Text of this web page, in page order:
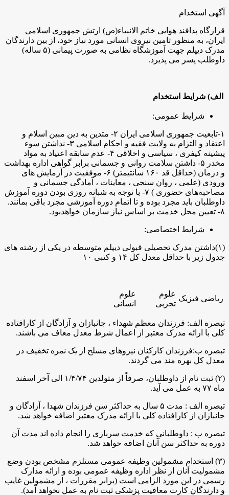
آگهی استخدام
قرارگاه پدافند هوایی خاتم الانبیاء(ص) ارتش جمهوری اسلامی
ایران، به منظور تامین نیروی انسانی مورد نیاز خود، از بین دارندگان
مدرک دیپلم جهت آموزشگاه نظامی به صورت پیمانی (۵ ساله)
داوطلب پسر می پذیرد.
الف) شرایط استخدام
شرایط عمومی:
۱-تابعیت جمهوری اسلامی ایران ۲- متدین به دین مبین اسلام و
اعتقاد و التزام به ولایت فقیه و احکام اسلامی ۳- نداشتن سوء
پیشینه کیفری ، سیاسی و اخلاقی ۴- عدم سابقه اعتیاد به مواد
مخدر ۵- داشتن سلامت روانی و جسمانی برابر گواهی اداره بهداشت
و درمان (حداقل قد ۱۶۰ سانتیمتر) ۶- موفقیت در آزمایش های
ورودی (علمی ، روان سنجی ، معاینات ، آمادگی جسمانی و
مصاحبه‌های حضوری ) ۷- با توجه به شبانه روزی بودن دوره آموزش
داوطلبان باید مجرد بوده و تا اتمام دوره آموزشی مجرد باقی بمانند.
۸- تعیین محل خدمت بر اساس نیاز سازمان خواهد‌بود.
شرایط اختصاصی:
(۱)داشتن مدرک تحصیلی قبولی دیپلم متوسطه در یکی از رشته های
جدول زیر با حداقل معدل کل ۱۴ و کتبی ۱۰
ریاضی فیزیک
علوم
تجربی
علوم
انسانی
تبصره الف: فرزندان معظم شهداء ، جانبازان و آزادگان از کارافتاده
کلی با ارائه مدرک معتبر از اعمال شرط معدل معاف می باشند.
تبصره ب:فرزندان کارکنان نیروهای مسلح از یک نمره تخفیف در
معدل کل بهره مند می گردند.
(۲) ثبت نام از داوطلبان، صرفاً از متولدین ۱/۴/۷۴ الی آخر اسفند
ماه ۷۷ به عمل می آید.
تبصره الف : مدت ۵ سال به حداکثر سن فرزندان شهدا ، آزادگان و
جانبازان از کارافتاده کلی با ارائه مدرک معتبر اضافه خواهد شد.
تبصره ب : داوطلبانی که خدمت سربازی را انجام داده اند مدت آن
دوره به حداکثر سن آنان اضافه خواهد شد.
(۳) استخدام مشمولین وظیفه عمومی مستلزم مشخص بودن وضع
مشمولیت آنان از نظر اداره وظیفه عمومی بوده و ارائه‌ مدارک
رسمی در این مورد الزامی است (برابر مقررات ، از مشمولین غایب
و دارندگان کارت معافیت پزشکی ثبت نام به عمل نخواهد آمد).